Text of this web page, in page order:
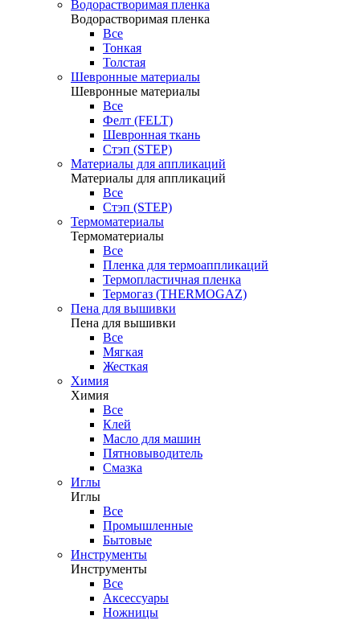
Водорастворимая пленка
Водорастворимая пленка
Все
Тонкая
Толстая
Шевронные материалы
Шевронные материалы
Все
Фелт (FELT)
Шевронная ткань
Стэп (STEP)
Материалы для аппликаций
Материалы для аппликаций
Все
Стэп (STEP)
Термоматериалы
Термоматериалы
Все
Пленка для термоаппликаций
Термопластичная пленка
Термогаз (THERMOGAZ)
Пена для вышивки
Пена для вышивки
Все
Мягкая
Жесткая
Химия
Химия
Все
Клей
Масло для машин
Пятновыводитель
Смазка
Иглы
Иглы
Все
Промышленные
Бытовые
Инструменты
Инструменты
Все
Аксессуары
Ножницы